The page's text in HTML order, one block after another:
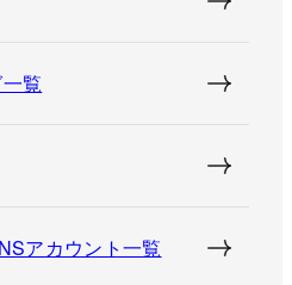
覧
アカウント一覧